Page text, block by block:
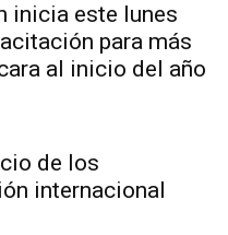
inicia este lunes
para más
al inicio del año
de los
internacional